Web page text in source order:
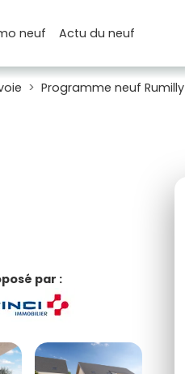
neuf Actudu neuf
Programme neuf Rumilly
par :